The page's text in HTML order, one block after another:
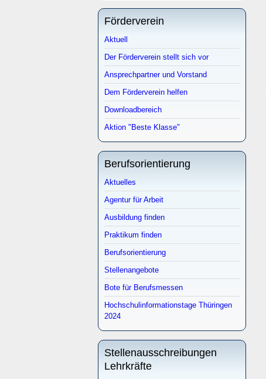
Förderverein
Aktuell
Der Förderverein stellt sich vor
Ansprechpartner und Vorstand
Dem Förderverein helfen
Downloadbereich
Aktion "Beste Klasse"
Berufsorientierung
Aktuelles
Agentur für Arbeit
Ausbildung finden
Praktikum finden
Berufsorientierung
Stellenangebote
Bote für Berufsmessen
Hochschulinformationstage Thüringen
2024
Stellenausschreibungen
Lehrkräfte